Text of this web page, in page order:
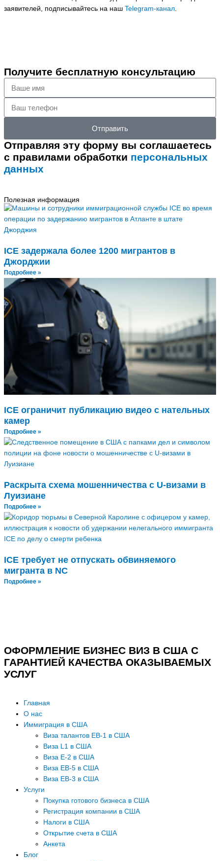
заявителей, подписывайтесь на наш Telegram-канал
Получите бесплатную консультацию
Отправить
Отправляя эту форму вы соглашаетесь
с правилами обработки персональных
данных
Полезная информация
ICE задержала более 1200 мигрантов в
Джорджии
Подробнее »
ICE ограничит публикацию видео с нательных
камер
Подробнее »
Раскрыта схема мошенничества с U-визами в
Луизиане
Подробнее »
ICE требует не отпускать обвиняемого
мигранта в NC
Подробнее »
ОФОРМЛЕНИЕ БИЗНЕС ВИЗ В США С
ГАРАНТИЕЙ КАЧЕСТВА ОКАЗЫВАЕМЫХ
УСЛУГ
Главная
О нас
Иммиграция в США
Виза талантов EB-1 в США
Виза L1 в США
Виза E-2 в США
Виза EB-5 в США
Виза EB-3 в США
Услуги
Покупка готового бизнеса в США
Регистрация компании в США
Налоги в США
Открытие счета в США
Анкета
Блог